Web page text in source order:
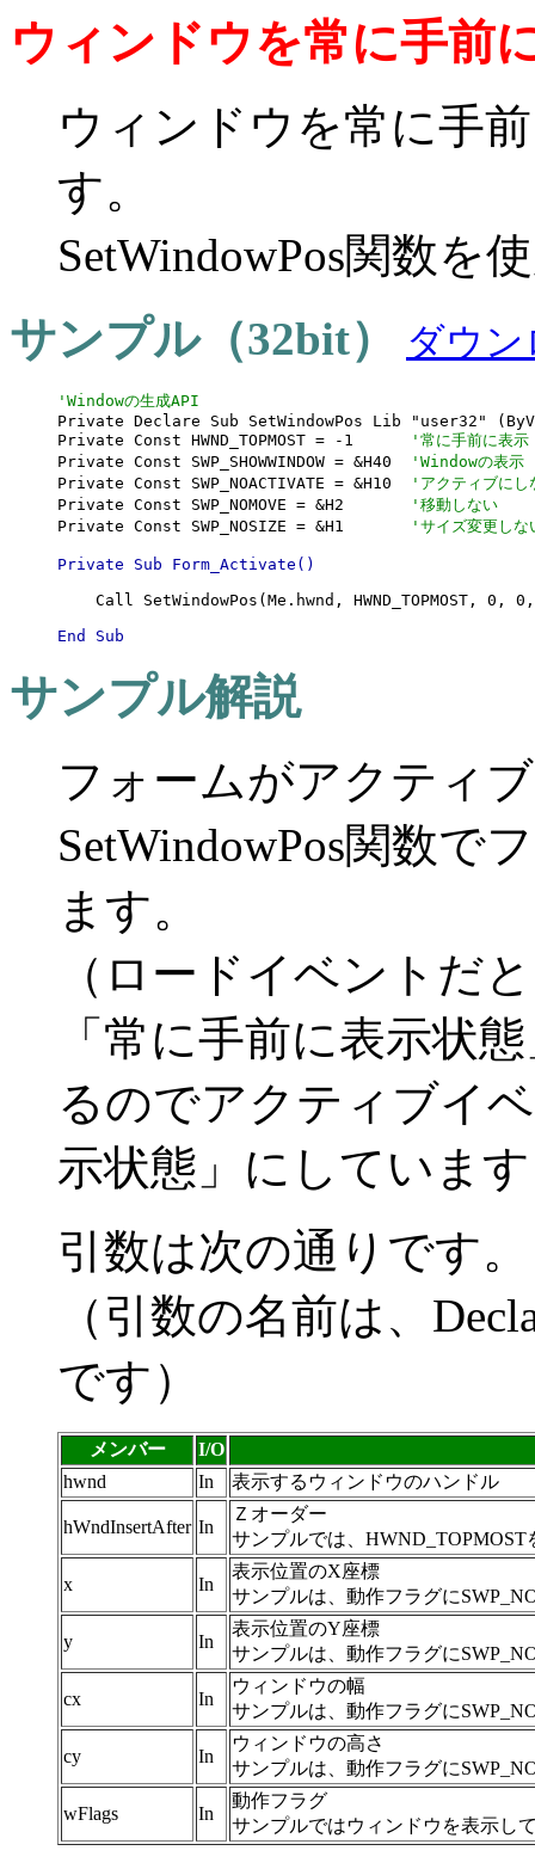
ウィンドウを常に手前
ウィンドウを常に手
す。
SetWindowPos関数を
サンプル（32bit）
ダウ
Private Declare Sub SetWindowPos Lib "user32"
Private Const HWND_TOPMOST = -1
'常に手前に表示
Private Const SWP_SHOWWINDOW = &H40
'Windowの表示
Private Const SWP_NOACTIVATE = &H10
'アクティブにし
Private Const SWP_NOMOVE = &H2
'移動しない
Private Const SWP_NOSIZE = &H1
'サイズ変更しな
Private Sub Form_Activate()
Call SetWindowPos(Me.hwnd, HWND_TOPMOST, 0,
End Sub
サンプル解説
フォームがアクティ
SetWindowPos関数で
ます。
（ロードイベントだ
「常に手前に表示状
るのでアクティブイ
示状態」にしていま
引数は次の通りです。
（引数の名前は、
です）
メンバー
I/O
hwnd
In 表示するウィンドウのハンドル
hWndInsertAfter In
Ｚオーダー
サンプルでは、
x In
表示位置のX座標
サンプルは、動作フラグに
y In
表示位置のY座標
サンプルは、動作フラグに
cx In
ウィンドウの幅
サンプルは、動作フラグに
cy In
ウィンドウの高さ
サンプルは、動作フラグに
wFlags In
動作フラグ
サンプルではウィンドウを表示し